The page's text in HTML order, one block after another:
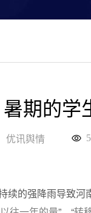
期的学
优讯舆情
续的强降雨导致河